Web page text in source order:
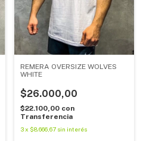
REMERA OVERSIZE WOLVES
WHITE
$26.000,00
$22.100,00 con
Transferencia
3 x $8.666,67 sin interés